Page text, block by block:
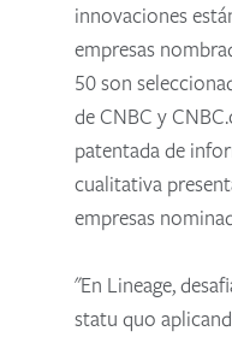
innovaciones
empresas
50 son
de CNBC y
patentada de
cualitativa
empresas
"En Lineage,
statu quo